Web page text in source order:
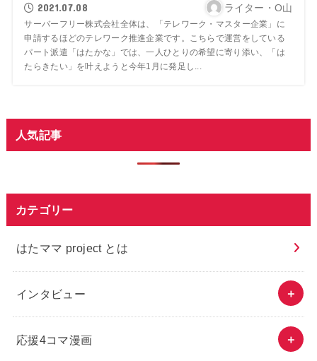
2021.07.08 ライター・O山
サーバーフリー株式会社全体は、「テレワーク・マスター企業」に
申請するほどのテレワーク推進企業です。こちらで運営をしている
パート派遣「はたかな」では、一人ひとりの希望に寄り添い、「は
たらきたい」を叶えようと今年1月に発足し...
人気記事
カテゴリー
はたママ project とは
インタビュー
応援4コマ漫画